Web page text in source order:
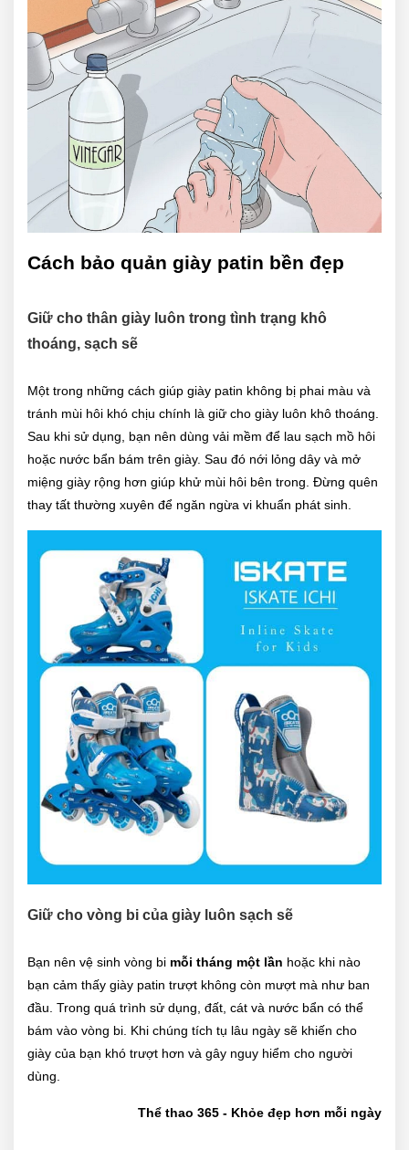
Cách bảo quản giày patin bền đẹp
Giữ cho thân giày luôn trong tình trạng khô
thoáng, sạch sẽ
Một trong những cách giúp giày patin không bị phai màu và
tránh mùi hôi khó chịu chính là giữ cho giày luôn khô thoáng.
Sau khi sử dụng, bạn nên dùng vải mềm để lau sạch mồ hôi
hoặc nước bẩn bám trên giày. Sau đó nới lỏng dây và mở
miệng giày rộng hơn giúp khử mùi hôi bên trong. Đừng quên
thay tất thường xuyên để ngăn ngừa vi khuẩn phát sinh.
Giữ cho vòng bi của giày luôn sạch sẽ
Bạn nên vệ sinh vòng bi mỗi tháng một lần hoặc khi nào
bạn cảm thấy giày patin trượt không còn mượt mà như ban
đầu. Trong quá trình sử dụng, đất, cát và nước bẩn có thể
bám vào vòng bi. Khi chúng tích tụ lâu ngày sẽ khiến cho
giày của bạn khó trượt hơn và gây nguy hiểm cho người
dùng.
Thể thao 365 - Khỏe đẹp hơn mỗi ngày